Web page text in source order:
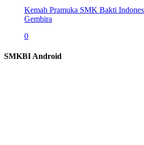
Kemah Pramuka SMK Bakti
Gembira
0
SMKBI Android